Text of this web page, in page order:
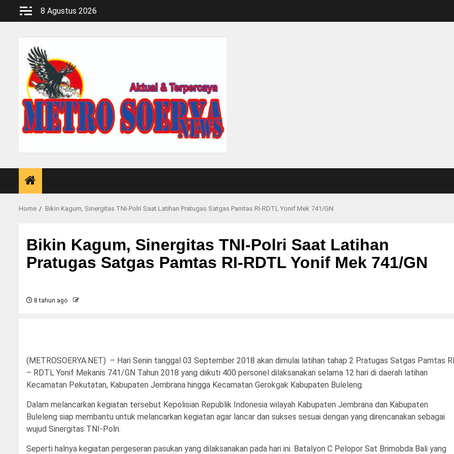
8 Agustus 2026
Home Bikin Kagum, Sinergitas TNI-Polri Saat Latihan Pratugas Satgas Pamtas RI-RDTL Yonif Mek 741/GN
Bikin Kagum, Sinergitas TNI-Polri Saat Latihan
Pratugas Satgas Pamtas RI-RDTL Yonif Mek 741/GN
8 tahun ago
(METROSOERYA.NET) – Hari Senin tanggal 03 September 2018 akan dimulai latihan tahap 2 Pratugas Satgas Pamtas
– RDTL Yonif Mekanis 741/GN Tahun 2018 yang diikuti 400 personel dilaksanakan selama 12 hari di daerah latihan
Kecamatan Pekutatan, Kabupaten Jembrana hingga Kecamatan Gerokgak Kabupaten Buleleng.
Dalam melancarkan kegiatan tersebut Kepolisian Republik Indonesia wilayah Kabupaten Jembrana dan Kabupaten
Buleleng siap membantu untuk melancarkan kegiatan agar lancar dan sukses sesuai dengan yang direncanakan sebagai
wujud Sinergitas TNI-Polri.
Seperti halnya kegiatan pergeseran pasukan yang dilaksanakan pada hari ini. Batalyon C Pelopor Sat Brimobda Bali yang